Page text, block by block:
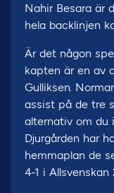
Nahir Besara är
hela backlinjen
Är det någon
kapten är en av
Gulliksen.
assist på de tre
alternativ om du
Djurgården har
hemmaplan de
4-1 i Allsvenskan